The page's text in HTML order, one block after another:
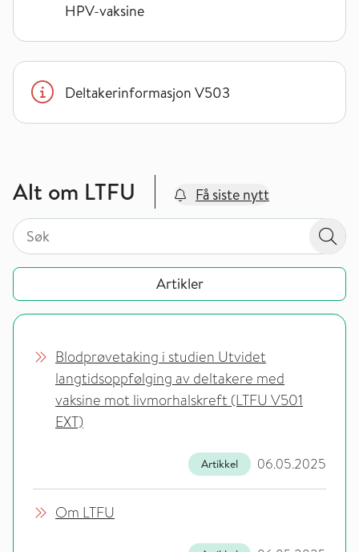
HPV-vaksine
Deltakerinformasjon V503
Alt om LTFU Få siste nytt
Søk på valgt sidetype i tema / område
Søk på valgt sidetype i tema / område
Søk
Artikler
Blodprøvetaking i studien Utvidet
langtidsoppfølging av deltakere med
vaksine mot livmorhalskreft (LTFU V501
EXT)
06.05.2025
Artikkel
Om LTFU